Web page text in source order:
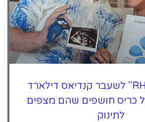
כוכבת "RHOP" לשעבר קנדיאס דילארד
כריס חושפים שהם מצפים
לתינוק